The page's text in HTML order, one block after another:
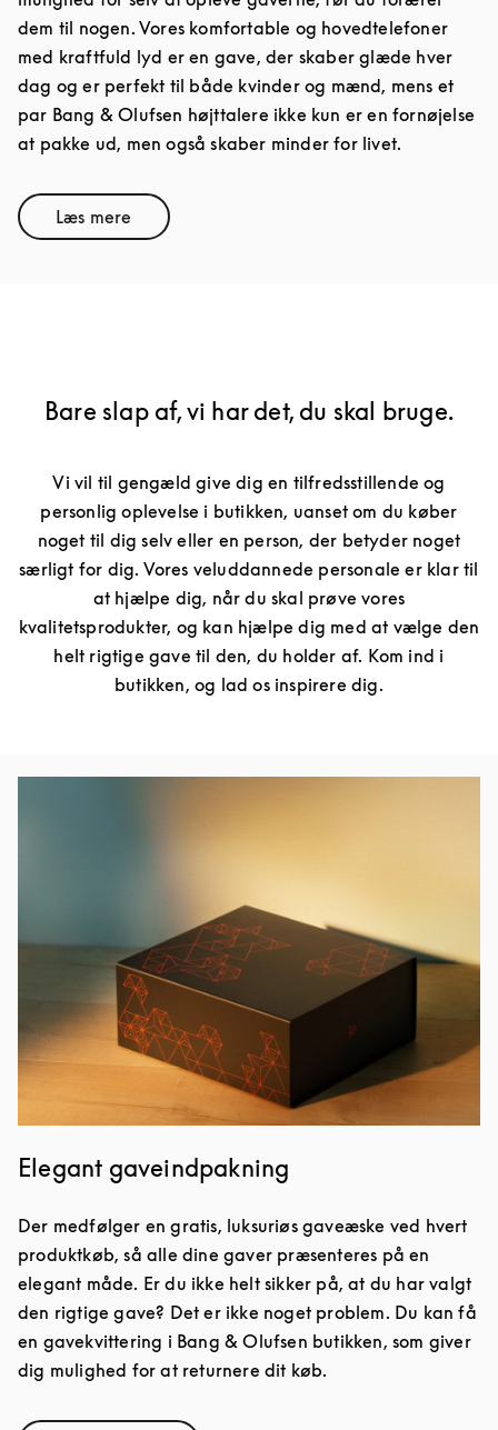
dem til nogen. Vores komfortable og hovedtelefoner
med kraftfuld lyd er en gave, der skaber glæde hver
dag og er perfekt til både kvinder og mænd, mens et
par Bang & Olufsen højttalere ikke kun er en fornøjelse
at pakke ud, men også skaber minder for livet.
Læs mereLink Opens in New Tab
Bare slap af, vi har det, du skal bruge.
Vi vil til gengæld give dig en tilfredsstillende og
personlig oplevelse i butikken, uanset om du køber
noget til dig selv eller en person, der betyder noget
særligt for dig. Vores veluddannede personale er klar til
at hjælpe dig, når du skal prøve vores
kvalitetsprodukter, og kan hjælpe dig med at vælge den
helt rigtige gave til den, du holder af. Kom ind i
butikken, og lad os inspirere dig.
Elegant gaveindpakning
Der medfølger en gratis, luksuriøs gaveæske ved hvert
produktkøb, så alle dine gaver præsenteres på en
elegant måde. Er du ikke helt sikker på, at du har valgt
den rigtige gave? Det er ikke noget problem. Du kan få
en gavekvittering i Bang & Olufsen butikken, som giver
dig mulighed for at returnere dit køb.